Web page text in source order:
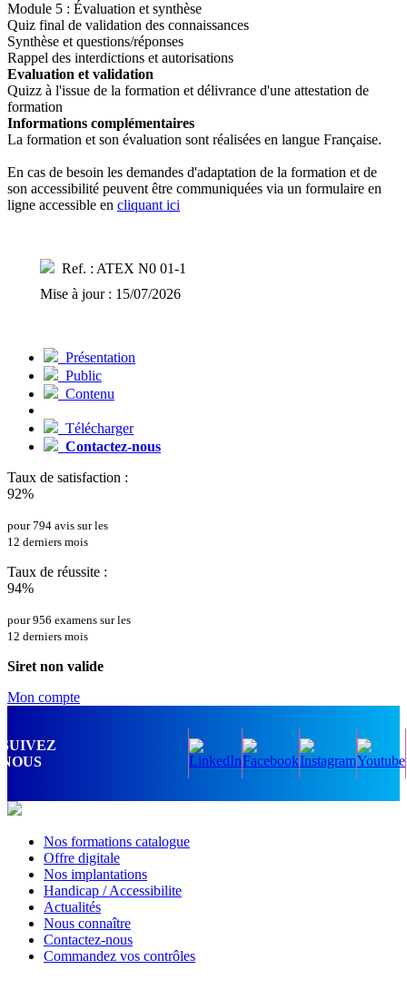
Module 5 : Évaluation et synthèse
Quiz final de validation des connaissances
Synthèse et questions/réponses
Rappel des interdictions et autorisations
Evaluation et validation
Quizz à l'issue de la formation et délivrance d'une attestation de
formation
Informations complémentaires
La formation et son évaluation sont réalisées en langue Française.
En cas de besoin les demandes d'adaptation de la formation et de
son accessibilité peuvent être communiquées via un formulaire en
ligne accessible en cliquant ici
Ref. : ATEX N0 01-1
Mise à jour : 15/07/2026
Présentation
Public
Contenu
Télécharger
Contactez-nous
Taux de satisfaction :
92%
pour 794 avis sur les
12 derniers mois
Taux de réussite :
94%
pour 956 examens sur les
12 derniers mois
Siret non valide
Mon compte
SUIVEZ
NOUS
Nos formations catalogue
Offre digitale
Nos implantations
Handicap / Accessibilite
Actualités
Nous connaître
Contactez-nous
Commandez vos contrôles